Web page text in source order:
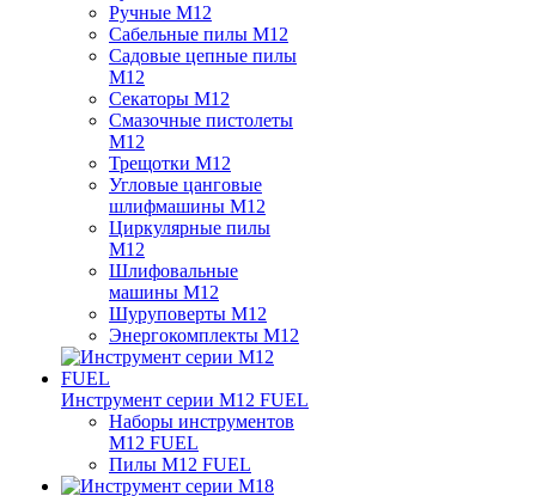
Ручные M12
Сабельные пилы M12
Садовые цепные пилы
M12
Секаторы M12
Смазочные пистолеты
M12
Трещотки M12
Угловые цанговые
шлифмашины M12
Циркулярные пилы
M12
Шлифовальные
машины M12
Шуруповерты M12
Энергокомплекты M12
Инструмент серии M12 FUEL
Наборы инструментов
M12 FUEL
Пилы M12 FUEL